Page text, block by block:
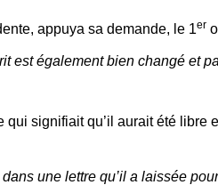
appuya sa demande, le 1er
est également bien changé et
signifiait qu’il aurait été
une lettre qu’il a laissée